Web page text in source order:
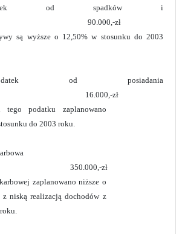
od spadków i
90.000,-zł
są wyższe o 12,50% w stosunku do 2003
od posiadania
zł
tego podatku zaplanowano
do 2003 roku.
skarbowa
zł
zaplanowano niższe o
z niską realizacją dochodów z